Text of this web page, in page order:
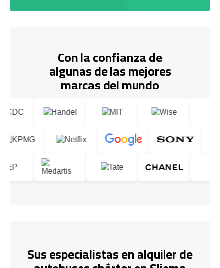
Con la confianza de
algunas de las mejores
marcas del mundo
Sus especialistas en alquiler de